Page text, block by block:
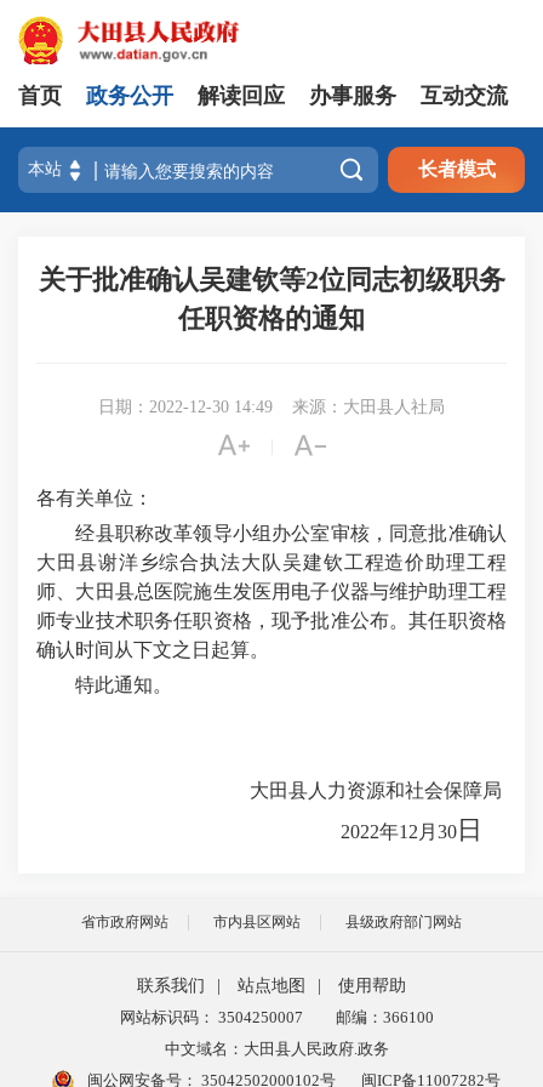
首页 政务公开 解读回应 办事服务 互动交流
 长者模式
关于批准确认吴建钦等2位同志初级职务
任职资格的通知
日期：2022-12-30 14:49 来源：大田县人社局
 
各有关单位：
经县职称改革领导小组办公室审核，同意批准确认
大田县谢洋乡综合执法大队吴建钦工程造价助理工程
师、大田县总医院施生发医用电子仪器与维护助理工程
师专业技术职务任职资格，现予批准公布。其任职资格
确认时间从下文之日起算。
特此通知。
大田县人力资源和社会保障局
2022年12 月 30 日
省市政府网站 市内县区网站 县级政府部门网站
联系我们 站点地图
使用帮助
网站标识码： 3504250007
邮编：366100
中文域名：大田县人民政府.政务
闽公网安备号： 35042502000102号 闽ICP备11007282号